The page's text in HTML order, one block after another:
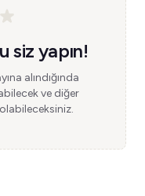
siz yapın!
alındığında
ve diğer